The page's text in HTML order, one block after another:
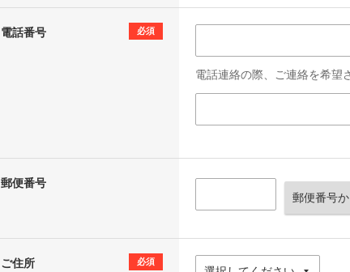
電話番号 必須
電話連絡の際、ご連絡を希望
郵便番号
郵便番号
ご住所 必須